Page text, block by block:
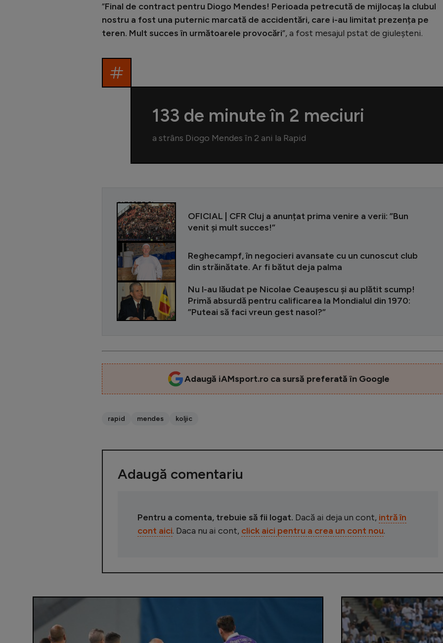
”Final de contract pentru Diogo Mendes! Perioada petrecută de mijlocaș la clubul
nostru a fost una puternic marcată de accidentări, care i-au limitat prezența pe
teren. Mult succes în următoarele provocări”, a fost mesajul pstat de giuleșteni.
133 de minute în 2 meciuri
a strâns Diogo Mendes în 2 ani la Rapid
CITEȘTE ȘI
OFICIAL | CFR Cluj a anunțat prima venire a verii: ”Bun
venit și mult succes!”
Reghecampf, în negocieri avansate cu un cunoscut club
din străinătate. Ar fi bătut deja palma
Nu l-au lăudat pe Nicolae Ceaușescu și au plătit scump!
Primă absurdă pentru calificarea la Mondialul din 1970:
”Puteai să faci vreun gest nasol?”
Adaugă iAMsport.ro ca sursă preferată în Google
rapid mendes koljic
Adaugă comentariu
Pentru a comenta, trebuie să fii logat. Dacă ai deja un cont, intră în
cont aici. Daca nu ai cont, click aici pentru a crea un cont nou.